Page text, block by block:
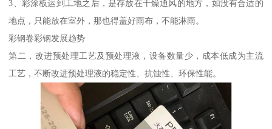
3、彩涂板运到工地之后，是存放在干燥通风的地方，如没有合适的
地点，只能放在室外，那也得盖好雨布，不能淋雨。
彩钢卷彩钢发展趋势
第二，改进预处理工艺及预处理液，设备数量少，成本低成为主流
工艺，不断改进预处理液的稳定性、抗蚀性、环保性能。